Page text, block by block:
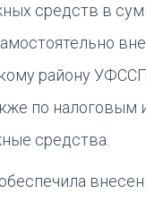
средств в
району
по
средства.